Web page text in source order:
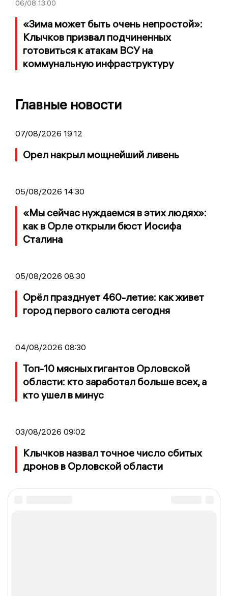
06/08 13:00
«Зима может быть очень непростой»:
Клычков призвал подчиненных
готовиться к атакам ВСУ на
коммунальную инфраструктуру
Главные новости
07/08/2026 19:12
Орел накрыл мощнейший ливень
05/08/2026 14:30
«Мы сейчас нуждаемся в этих людях»:
как в Орле открыли бюст Иосифа
Сталина
05/08/2026 08:30
Орёл празднует 460-летие: как живет
город первого салюта сегодня
04/08/2026 08:30
Топ-10 мясных гигантов Орловской
области: кто заработал больше всех, а
кто ушел в минус
03/08/2026 09:02
Клычков назвал точное число сбитых
дронов в Орловской области